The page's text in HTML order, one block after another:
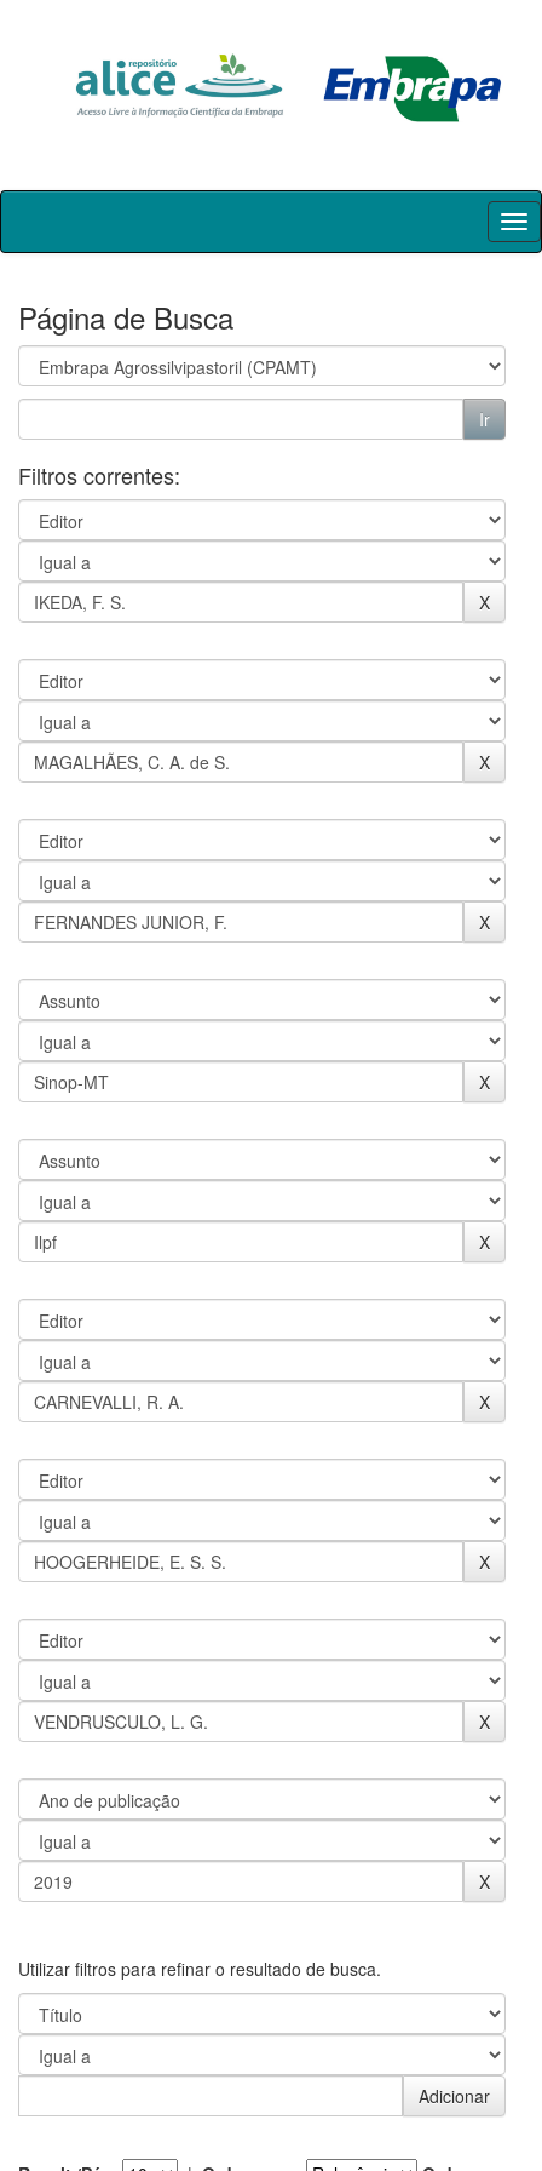
Skip
Página de Busca
Filtros correntes:
Utilizar filtros para refinar o resultado de busca.